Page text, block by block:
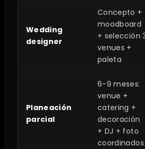
Wedding
designer
Concepto +
moodboard
+ selección
venues +
paleta
Planeación
parcial
6-9 meses:
venue +
catering +
decoración
+ DJ + foto
coordinados